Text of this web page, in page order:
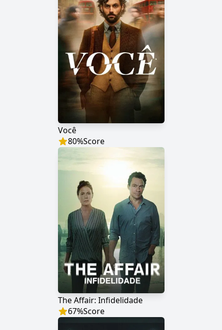
Você
80%Score
The Affair: Infidelidade
67%Score